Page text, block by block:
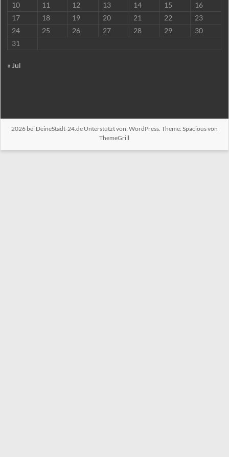
10
11 12 13 14 15
16
17
18 19 20 21 22
23
24
25 26 27 28 29
30
31
« Jul
2026 bei DeineStadt-24.deUnterstützt von: WordPress. Theme: Spacious von
ThemeGrill